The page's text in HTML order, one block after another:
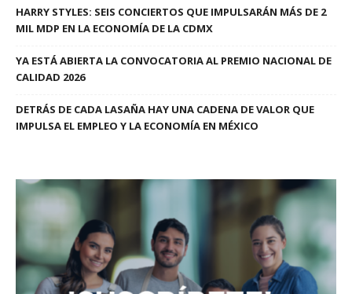
HARRY STYLES: SEIS CONCIERTOS QUE IMPULSARÁN MÁS DE 2
MIL MDP EN LA ECONOMÍA DE LA CDMX
YA ESTÁ ABIERTA LA CONVOCATORIA AL PREMIO NACIONAL DE
CALIDAD 2026
DETRÁS DE CADA LASAÑA HAY UNA CADENA DE VALOR QUE
IMPULSA EL EMPLEO Y LA ECONOMÍA EN MÉXICO